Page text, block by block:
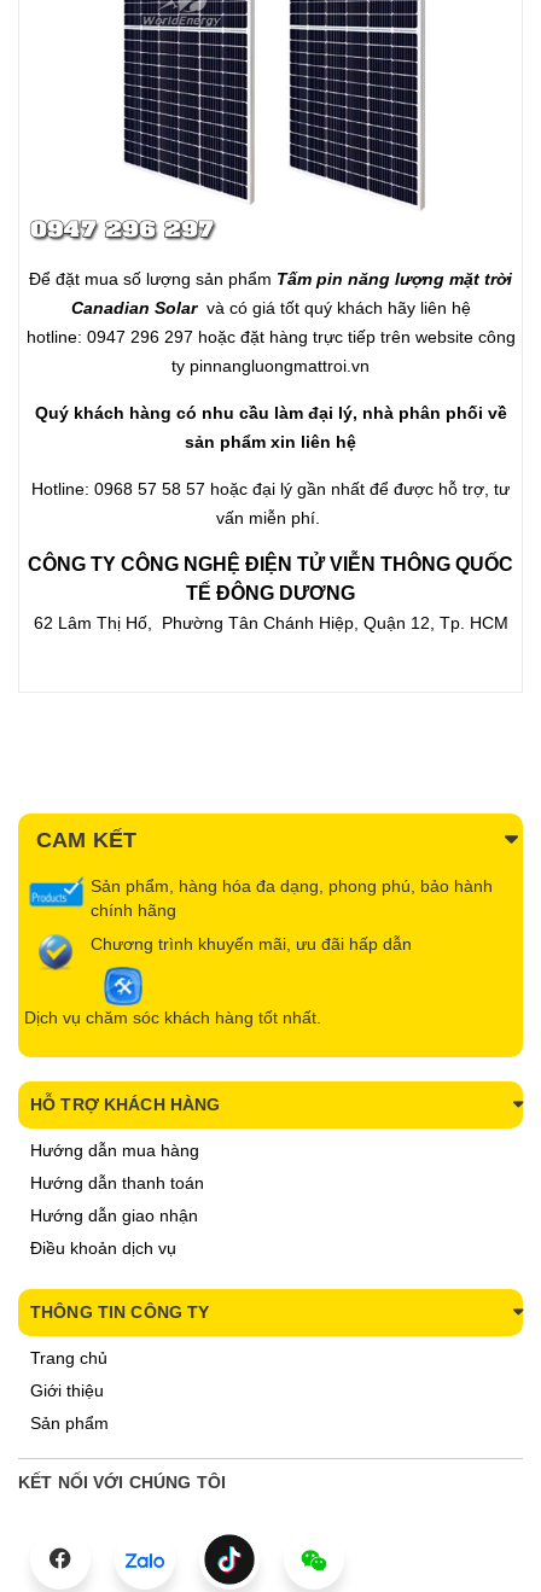
Để đặt mua số lượng sản phẩm Tấm pin năng lượng mặt trời
Canadian Solar và có giá tốt quý khách hãy liên hệ
hotline: 0947 296 297 hoặc đặt hàng trực tiếp trên website công
ty pinnangluongmattroi.vn
Quý khách hàng có nhu cầu làm đại lý, nhà phân phối về
sản phẩm xin liên hệ
Hotline: 0968 57 58 57 hoặc đại lý gần nhất để được hỗ trợ, tư
vấn miễn phí.
CÔNG TY CÔNG NGHỆ ĐIỆN TỬ VIỄN THÔNG QUỐC
TẾ ĐÔNG DƯƠNG
62 Lâm Thị Hố, Phường Tân Chánh Hiệp, Quận 12, Tp. HCM
CAM KẾT
Sản phẩm, hàng hóa đa dạng, phong phú, bảo hành
chính hãng
Chương trình khuyến mãi, ưu đãi hấp dẫn
Dịch vụ chăm sóc khách hàng tốt nhất.
HỖ TRỢ KHÁCH HÀNG
Hướng dẫn mua hàng
Hướng dẫn thanh toán
Hướng dẫn giao nhận
Điều khoản dịch vụ
THÔNG TIN CÔNG TY
Trang chủ
Giới thiệu
Sản phẩm
KẾT NỐI VỚI CHÚNG TÔI